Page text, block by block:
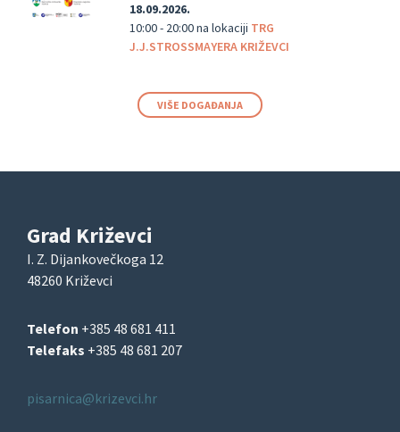
18.09.2026.
10:00 - 20:00na lokaciji TRG
J.J.STROSSMAYERA KRIŽEVCI
VIŠE DOGAĐANJA
Grad Križevci
I. Z. Dijankovečkoga 12
48260 Križevci
Telefon +385 48 681 411
Telefaks +385 48 681 207
pisarnica@krizevci.hr